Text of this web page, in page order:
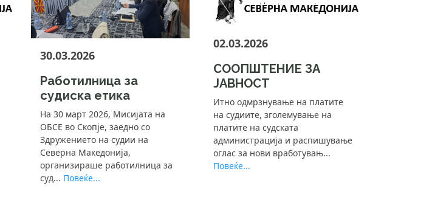
30.03.2026
Работилница за
судиска етика
На 30 март 2026, Мисијата на
ОБСЕ во Скопје, заедно со
Здружението на судии на
Северна Македонија,
организираше работилница за
суд... Повеќе...
02.03.2026
СООПШТЕНИЕ ЗА
ЈАВНОСТ
Итно одмрзнување на платите
на судиите, зголемување на
платите на судската
администрација и распишување
оглас за нови вработувањ...
Повеќе...